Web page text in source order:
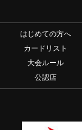
はじめての方へ
カードリスト
大会ルール
公認店